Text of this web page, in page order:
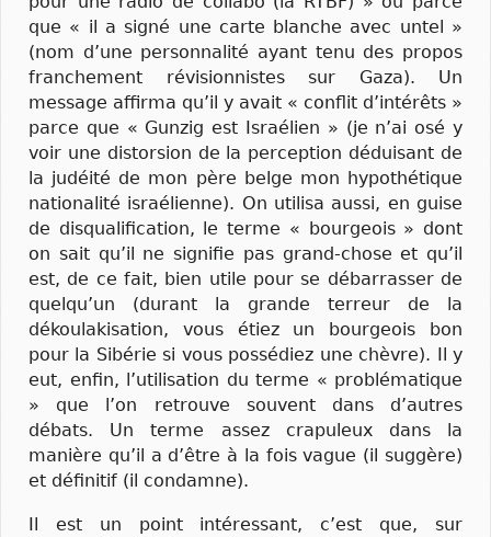
que « il a signé une carte blanche avec untel »
(nom d’une personnalité ayant tenu des propos
franchement révisionnistes sur Gaza). Un
message affirma qu’il y avait « conflit d’intérêts »
parce que « Gunzig est Israélien » (je n’ai osé y
voir une distorsion de la perception déduisant de
la judéité de mon père belge mon hypothétique
nationalité israélienne). On utilisa aussi, en guise
de disqualification, le terme « bourgeois » dont
on sait qu’il ne signifie pas grand-chose et qu’il
est, de ce fait, bien utile pour se débarrasser de
quelqu’un (durant la grande terreur de la
dékoulakisation, vous étiez un bourgeois bon
pour la Sibérie si vous possédiez une chèvre). Il y
eut, enfin, l’utilisation du terme « problématique
» que l’on retrouve souvent dans d’autres
débats. Un terme assez crapuleux dans la
manière qu’il a d’être à la fois vague (il suggère)
et définitif (il condamne).
Il est un point intéressant, c’est que, sur